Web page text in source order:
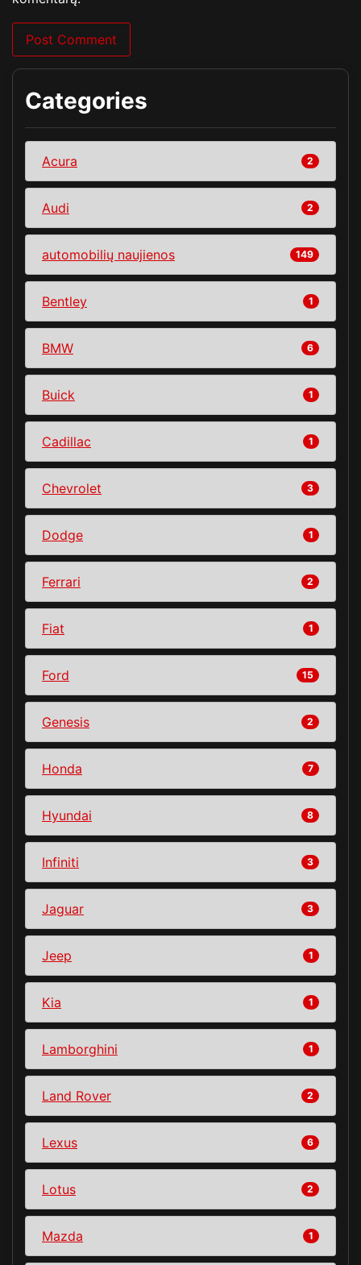
Categories
Acura 2
Audi 2
automobilių naujienos 149
Bentley 1
BMW 6
Buick 1
Cadillac 1
Chevrolet 3
Dodge 1
Ferrari 2
Fiat 1
Ford 15
Genesis 2
Honda 7
Hyundai 8
Infiniti 3
Jaguar 3
Jeep 1
Kia 1
Lamborghini 1
Land Rover 2
Lexus 6
Lotus 2
Mazda 1